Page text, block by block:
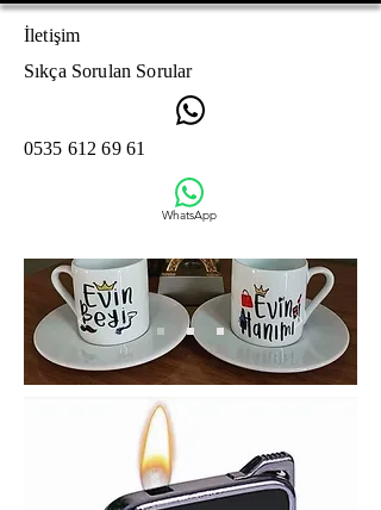
WhatsApp
İletişim
Sıkça Sorulan Sorular
0535 612 69 61